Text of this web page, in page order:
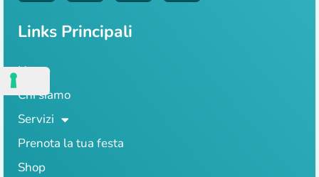
Links Principali
Home
Chi siamo
Servizi
Prenota la tua festa
Shop